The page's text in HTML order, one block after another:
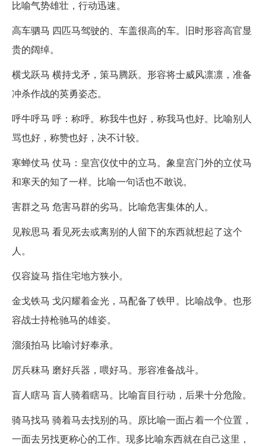
比喻气势雄壮，行动迅速。
高车驷马 四匹马驾驶的、车盖很高的车。旧时形容高官显
贵的阔绰。
横戈跃马 横持戈矛，策马腾跃。形容将士威风凛凛，准备
冲杀作战的英勇姿态。
呼牛呼马 呼：称呼。称我牛也好，称我马也好。比喻别人
骂也好，称赞也好，决不计较。
寒蝉仗马 仗马：皇宫仪仗中的立马。象皇宫门外的立仗马
和寒天的知了一样。比喻一句话也不敢说。
害群之马 危害马群的劣马。比喻危害集体的人。
见鞍思马 看见死去或离别的人留下的东西就想起了这个
人。
仅容旋马 指住宅地方狭小。
金戈铁马 戈闪耀着金光，马配备了铁甲。比喻战争。也形
容战士持枪驰马的雄姿。
溜须拍马 比喻讨好奉承。
厉兵秣马 磨好兵器，喂好马。形容准备战斗。
盲人瞎马 盲人骑着瞎马。比喻盲目行动，后果十分危险。
骑马找马 骑着马去找别的马。原比喻一面占着一个位置，
一面去另找更称心的工作。现多比喻东西就在自己这里，